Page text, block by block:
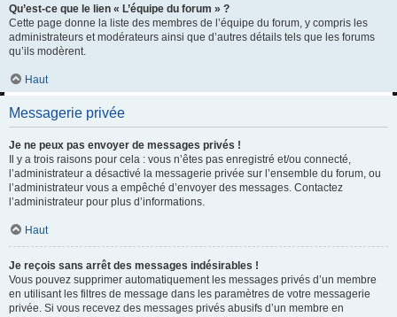
Qu’est-ce que le lien « L’équipe du forum » ?
Cette page donne la liste des membres de l’équipe du forum, y compris les
administrateurs et modérateurs ainsi que d’autres détails tels que les forums
qu’ils modèrent.
Haut
Messagerie privée
Je ne peux pas envoyer de messages privés !
Il y a trois raisons pour cela : vous n’êtes pas enregistré et/ou connecté,
l’administrateur a désactivé la messagerie privée sur l’ensemble du forum, ou
l’administrateur vous a empêché d’envoyer des messages. Contactez
l’administrateur pour plus d’informations.
Haut
Je reçois sans arrêt des messages indésirables !
Vous pouvez supprimer automatiquement les messages privés d’un membre
en utilisant les filtres de message dans les paramètres de votre messagerie
privée. Si vous recevez des messages privés abusifs d’un membre en